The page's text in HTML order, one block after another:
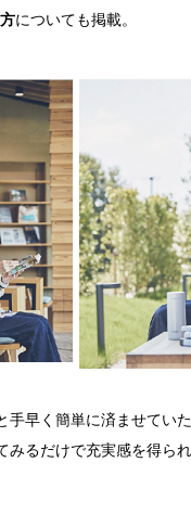
についても掲載。
手早く簡単に済ませてい
みるだけで充実感を得ら